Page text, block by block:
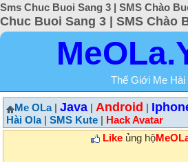
Sms Chuc Buoi Sang 3 | SMS Chào
Chuc Buoi Sang 3 | SMS Chào
Thế Giới Me Hài
Me OLa| Java Android
Hài Ola| SMS Kute
Hack Avatar
Likeủng hộ